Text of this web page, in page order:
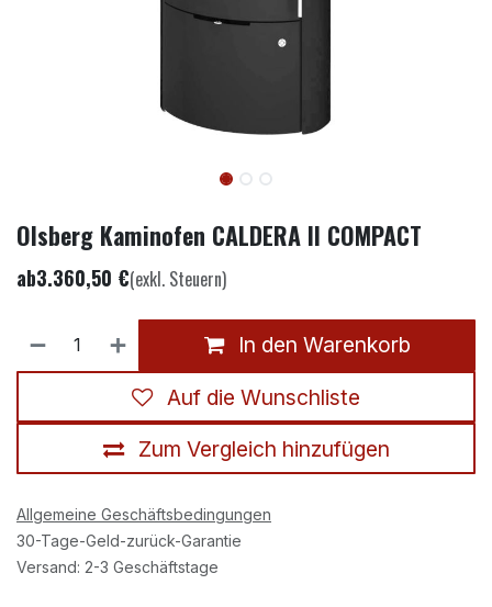
Olsberg Kaminofen CALDERA II COMPACT
ab3.360,50 €(exkl. Steuern)
In den Warenkorb
Zum Vergleich hinzufügen
Auf die Wunschliste
Allgemeine Geschäftsbedingungen
30-Tage-Geld-zurück-Garantie
Versand: 2-3 Geschäftstage